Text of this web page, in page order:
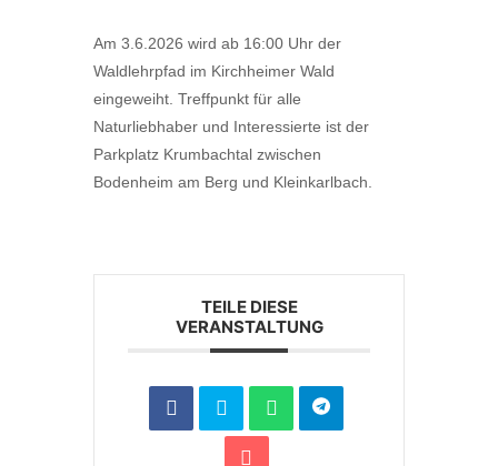
Am 3.6.2026 wird ab 16:00 Uhr der
Waldlehrpfad im Kirchheimer Wald
eingeweiht. Treffpunkt für alle
Naturliebhaber und Interessierte ist der
Parkplatz Krumbachtal zwischen
Bodenheim am Berg und Kleinkarlbach.
TEILE DIESE
VERANSTALTUNG